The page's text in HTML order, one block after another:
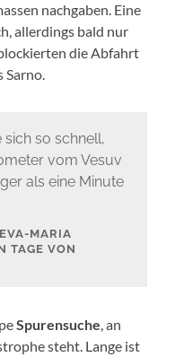
nachgaben. Eine
allerdings bald nur
die Abfahrt
Sarno.
sich so schnell,
vom Vesuv
als eine Minute
MARIA
TAGE VON
Spurensuche, an
steht. Lange ist